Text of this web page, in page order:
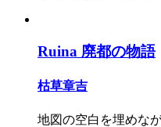
Ruina 廃都の物語
枯草章吉
地図の空白を埋めな